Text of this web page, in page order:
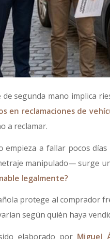
segunda mano implica
en reclamaciones de
a reclamar.
empieza a fallar pocos
manipulado— surge
legalmente?
protege al comprador
según quién haya
elaborado por Miguel